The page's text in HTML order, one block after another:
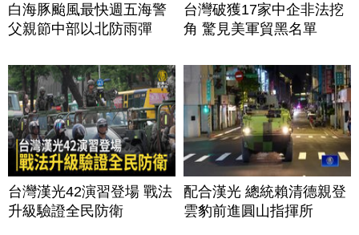
白海豚颱風最快週五海警
父親節中部以北防雨彈
台灣破獲17家中企非法挖
角 驚見美軍貿黑名單
台灣漢光42演習登場 戰法
升級驗證全民防衛
配合漢光 總統賴清德親登
雲豹前進圓山指揮所